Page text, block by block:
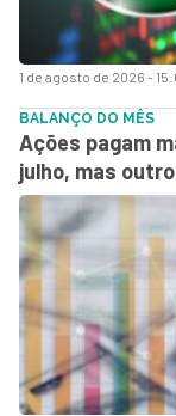
1 de agosto de 2026 -
BALANÇO DO MÊS
Ações pagam
julho, mas